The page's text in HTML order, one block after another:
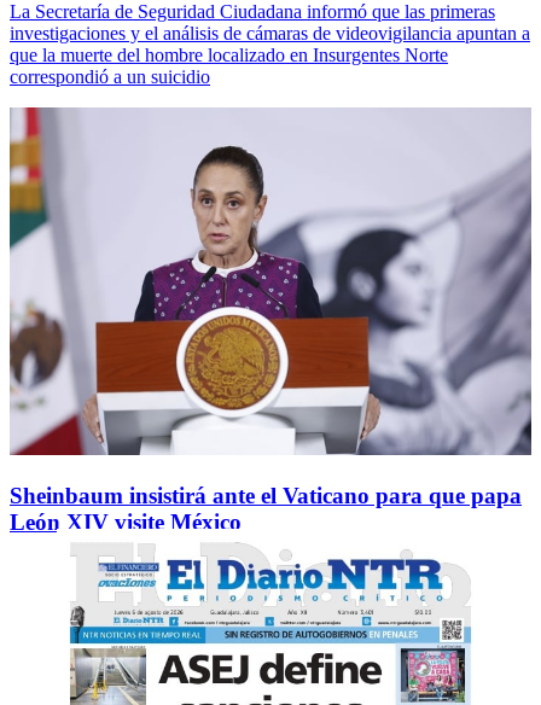
La Secretaría de Seguridad Ciudadana informó que las primeras
investigaciones y el análisis de cámaras de videovigilancia apuntan a
que la muerte del hombre localizado en Insurgentes Norte
correspondió a un suicidio
Sheinbaum insistirá ante el Vaticano para que papa
León XIV visite México